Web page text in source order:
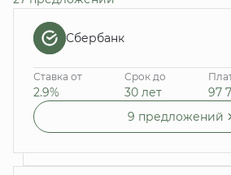
Сбербанк
Ставка от
2.9%
Срок до
30 лет 97
9 предложений